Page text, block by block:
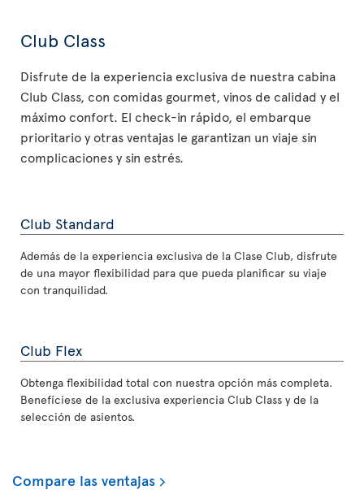
Club Class
Disfrute de la experiencia exclusiva de nuestra cabina
Club Class, con comidas gourmet, vinos de calidad y el
máximo confort. El check-in rápido, el embarque
prioritario y otras ventajas le garantizan un viaje sin
complicaciones y sin estrés.
Club Standard
Además de la experiencia exclusiva de la Clase Club, disfrute
de una mayor flexibilidad para que pueda planificar su viaje
con tranquilidad.
Club Flex
Obtenga flexibilidad total con nuestra opción más completa.
Benefíciese de la exclusiva experiencia Club Class y de la
selección de asientos.
Compare las ventajas